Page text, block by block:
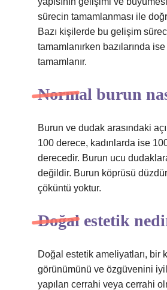
sürecin tamamlanması ile
Bazı kişilerde bu gelişim
tamamlanırken bazılarında
tamamlanır.
Normal burun
Burun ve dudak arasındaki
100 derece, kadınlarda ise
derecedir. Burun ucu
değildir. Burun köprüsü
çöküntü yoktur.
Doğal estetik
Doğal estetik ameliyatları, bir
görünümünü ve özgüvenini
yapılan cerrahi veya cerrahi